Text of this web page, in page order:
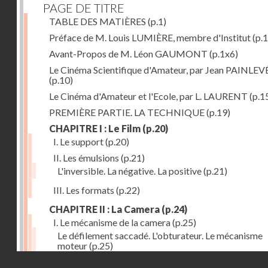
PAGE DE TITRE
TABLE DES MATIÈRES (p.1)
Préface de M. Louis LUMIÈRE, membre d'Institut
Avant-Propos de M. Léon GAUMONT (p.1x6)
Le Cinéma Scientifique d'Amateur, par Jean
(p.10)
Le Cinéma d'Amateur et l'Ecole, par L. LAURENT
PREMIÈRE PARTIE. LA TECHNIQUE(p.19)
CHAPITRE I : Le Film (p.20)
I. Le support(p.20)
II. Les émulsions (p.21)
L'inversible. La négative. La positive(p.21)
III. Les formats (p.22)
CHAPITRE II : La Camera (p.24)
I. Le mécanisme de la camera(p.25)
Le défilement saccadé. L'obturateur. Le mécanisme
moteur(p.25)